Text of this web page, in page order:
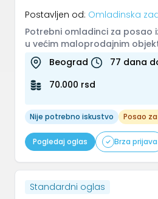
Postavljen od: Omladinska
Potrebni omladinci za posao
u većim maloprodajnim
izlaganje proizvoda na raf...
Beograd
77 dana
70.000 rsd
Nije potrebno iskustvo Posao
Pogledaj oglas Brza prijava
Standardni oglas